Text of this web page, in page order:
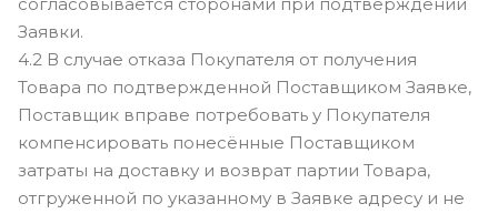
Заявки.
4.2 В случае отказа Покупателя от получения
Товара по подтвержденной Поставщиком Заявке,
Поставщик вправе потребовать у Покупателя
компенсировать понесённые Поставщиком
затраты на доставку и возврат партии Товара,
отгруженной по указанному в Заявке адресу и не